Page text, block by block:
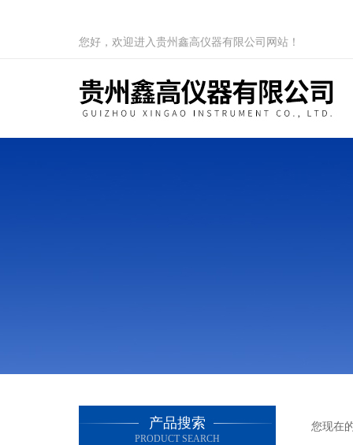
您好，欢迎进入贵州鑫高仪器有限公司网站！
产品搜索
PRODUCT SEARCH
您现在